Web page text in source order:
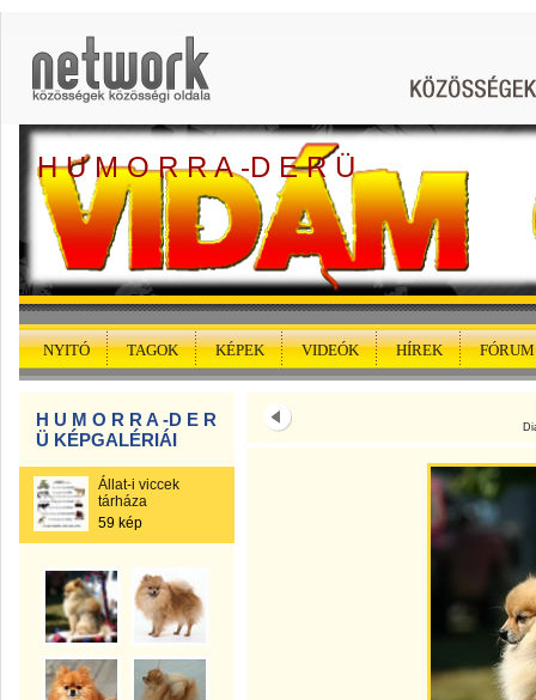
H U M O R R A -D E R Ü
NYITÓ TAGOK KÉPEK VIDEÓK HÍREK FÓRUM
H U M O R R A -D E R
Ü KÉPGALÉRIÁI
Állat-i viccek
tárháza
59 kép